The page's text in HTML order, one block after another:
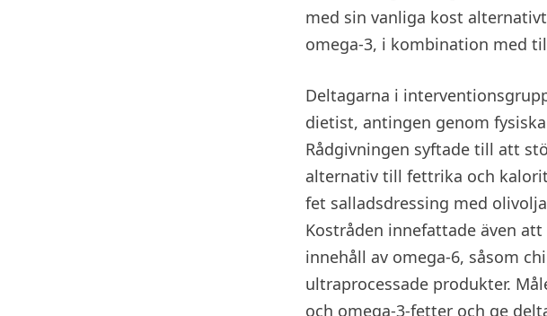
med sin vanliga kost
omega-3, i kombination med
Deltagarna i
dietist, antingen genom
Rådgivningen syftade till att
alternativ till fettrika och
fet salladsdressing med
Kostråden innefattade även
innehåll av omega-6, såsom
ultraprocessade produkter.
och omega-3-fetter och ge